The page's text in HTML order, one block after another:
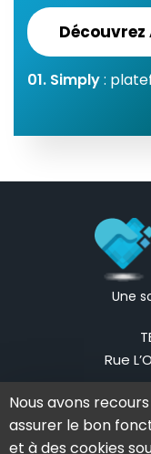
Découvrez
01. Simply:
Une
Rue
La société
Nous avons
assurer le bon
et à des cookies